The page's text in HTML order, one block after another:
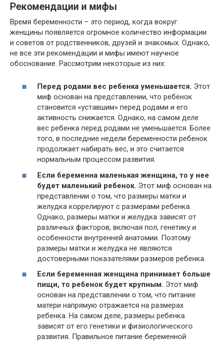
Рекомендации и мифы
Время беременности – это период, когда вокруг
женщины появляется огромное количество информации
и советов от родственников, друзей и знакомых. Однако,
не все эти рекомендации и мифы имеют научное
обоснование. Рассмотрим некоторые из них:
Перед родами вес ребенка уменьшается. Этот
миф основан на представлении, что ребенок
становится «уставшим» перед родами и его
активность снижается. Однако, на самом деле
вес ребенка перед родами не уменьшается. Более
того, в последние недели беременности ребенок
продолжает набирать вес, и это считается
нормальным процессом развития.
Если беременна маленькая женщина, то у нее
будет маленький ребенок. Этот миф основан на
представлении о том, что размеры матки и
желудка коррелируют с размерами ребенка.
Однако, размеры матки и желудка зависят от
различных факторов, включая пол, генетику и
особенности внутренней анатомии. Поэтому
размеры матки и желудка не являются
достоверными показателями размеров ребенка.
Если беременная женщина принимает больше
пищи, то ребенок будет крупным. Этот миф
основан на представлении о том, что питание
матери напрямую отражается на размерах
ребенка. На самом деле, размеры ребенка
зависят от его генетики и физиологического
развития. Правильное питание беременной